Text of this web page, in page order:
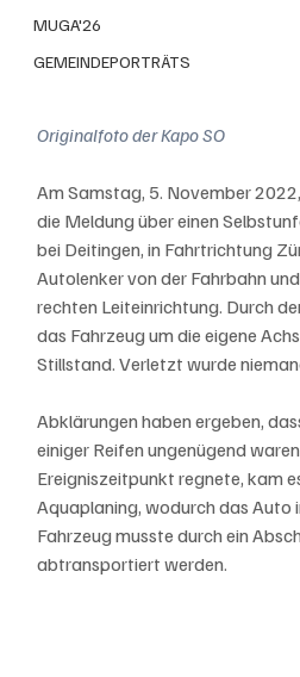
MUGA'26
GEMEINDEPORTRÄTS
Originalfoto der Kapo SO
Am Samstag, 5. November
die Meldung über einen
bei Deitingen, in Fahrtrichtung
Autolenker von der Fahrbahn
rechten Leiteinrichtung. Durch
das Fahrzeug um die eigene
Stillstand. Verletzt wurde
Abklärungen haben ergeben,
einiger Reifen ungenügend
Ereigniszeitpunkt regnete, kam
Aquaplaning, wodurch das Auto
Fahrzeug musste durch ein
abtransportiert werden.